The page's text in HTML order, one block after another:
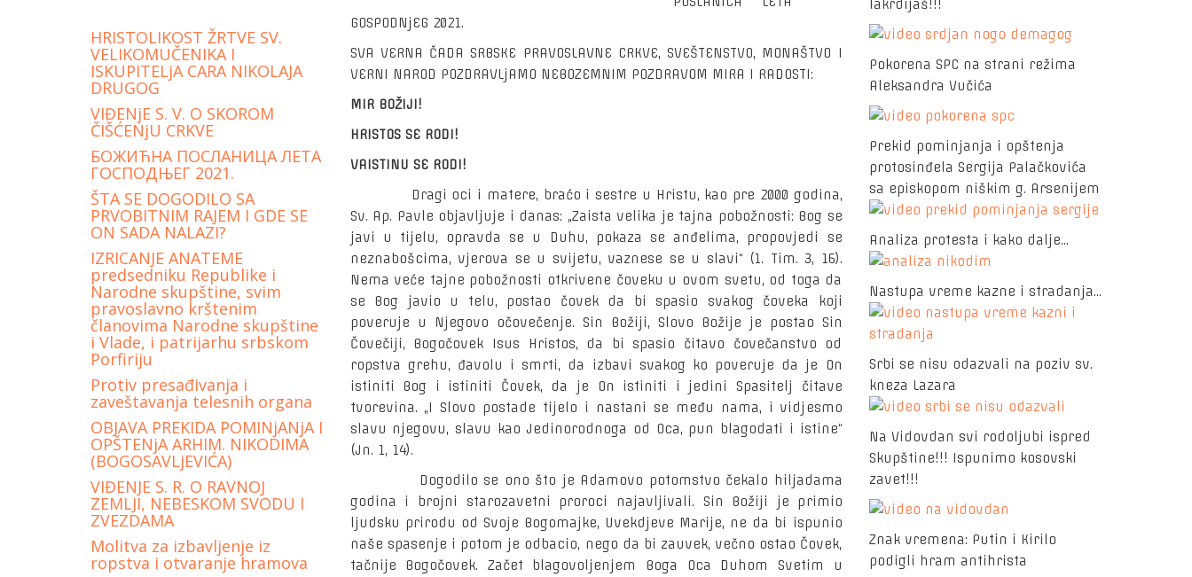
HRISTOLIKOST ŽRTVE SV.
VELIKOMUČENIKA I
ISKUPITELjA CARA NIKOLAJA
DRUGOG
VIĐENjE S. V. O SKOROM
ČIŠĆENjU CRKVE
БОЖИЋНА ПОСЛАНИЦА ЛЕТА
ГОСПОДЊЕГ 2021.
ŠTA SE DOGODILO SA
PRVOBITNIM RAJEM I GDE SE
ON SADA NALAZI?
IZRICANJE ANATEME
predsedniku Republike i
Narodne skupštine, svim
pravoslavno krštenim
članovima Narodne skupštine
i Vlade, i patrijarhu srbskom
Porfiriju
Protiv presađivanja i
zaveštavanja telesnih organa
OBJAVA PREKIDA POMINjANjA I
OPŠTENjA ARHIM. NIKODIMA
(BOGOSAVLjEVIĆA)
VIĐENJE S. R. O RAVNOJ
ZEMLJI, NEBESKOM SVODU I
ZVEZDAMA
Molitva za izbavljenje iz
ropstva i otvaranje hramova
GOSPODNjEG 2021.
SVA VERNA ČADA SRBSKE PRAVOSLAVNE CRKVE, SVEŠTENSTVO, MONAŠTVO I
VERNI NAROD POZDRAVLjAMO NEBOZEMNIM POZDRAVOM MIRA I RADOSTI:
MIR BOŽIJI!
HRISTOS SE RODI!
VAISTINU SE RODI!
Dragi oci i matere, braćo i sestre u Hristu, kao pre 2000 godina,
Sv. Ap. Pavle objavljuje i danas: „Zaista velika je tajna pobožnosti: Bog se
javi u tijelu, opravda se u Duhu, pokaza se anđelima, propovjedi se
neznabošcima, vjerova se u svijetu, vaznese se u slavi“ (1. Tim. 3, 16).
Nema veće tajne pobožnosti otkrivene čoveku u ovom svetu, od toga da
se Bog javio u telu, postao čovek da bi spasio svakog čoveka koji
poveruje u Njegovo očovečenje. Sin Božiji, Slovo Božije je postao Sin
Čovečiji, Bogočovek Isus Hristos, da bi spasio čitavo čovečanstvo od
ropstva grehu, đavolu i smrti, da izbavi svakog ko poveruje da je On
istiniti Bog i istiniti Čovek, da je On istiniti i jedini Spasitelj čitave
tvorevina. „I Slovo postade tijelo i nastani se među nama, i vidjesmo
slavu njegovu, slavu kao Jedinorodnoga od Oca, pun blagodati i istine“
(Jn. 1, 14).
Dogodilo se ono što je Adamovo potomstvo čekalo hiljadama
godina i brojni starozavetni proroci najavljivali. Sin Božiji je primio
ljudsku prirodu od Svoje Bogomajke, Uvekdjeve Marije, ne da bi ispunio
naše spasenje i potom je odbacio, nego da bi zauvek, večno ostao Čovek,
tačnije Bogočovek. Začet blagovoljenjem Boga Oca Duhom Svetim u
lakrdijaš!!!
Pokorena SPC na strani režima
Aleksandra Vučića
Prekid pominjanja i opštenja
protosinđela Sergija Palačkovića
sa episkopom niškim g. Arsenijem
Analiza protesta i kako dalje...
Nastupa vreme kazne i stradanja...
Srbi se nisu odazvali na poziv sv.
kneza Lazara
Na Vidovdan svi rodoljubi ispred
Skupštine!!! Ispunimo kosovski
zavet!!!
Znak vremena: Putin i Kirilo
podigli hram antihrista